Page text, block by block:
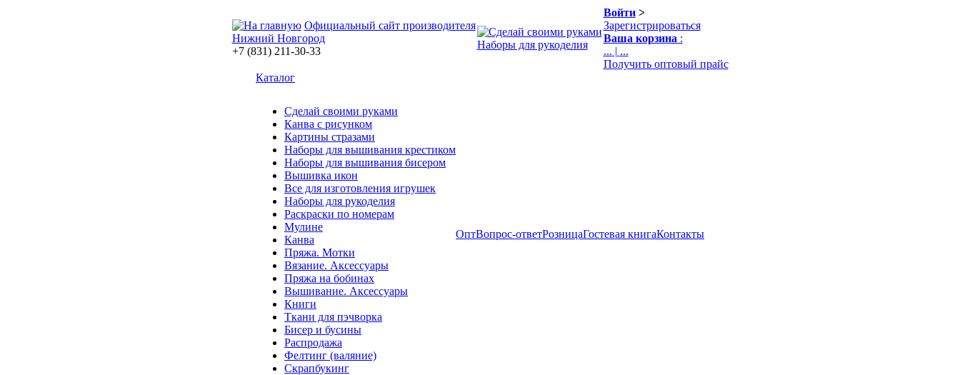
Официальный сайт производителя
Нижний Новгород
+7 (831) 211-30-33
Наборы для рукоделия
Войти>
Зарегистрироваться
Ваша корзина :
... | ...
Получить оптовый прайс
Каталог
Сделай своими руками
Канва с рисунком
Картины стразами
Наборы для вышивания крестиком
Наборы для вышивания бисером
Вышивка икон
Все для изготовления игрушек
Наборы для рукоделия
Раскраски по номерам
Мулине
Канва
Пряжа. Мотки
Вязание. Аксессуары
Пряжа на бобинах
Вышивание. Аксессуары
Книги
Ткани для пэчворка
Бисер и бусины
Распродажа
Фелтинг (валяние)
Скрапбукинг
ОптВопрос-ответРозницаГостевая книгаКонтакты